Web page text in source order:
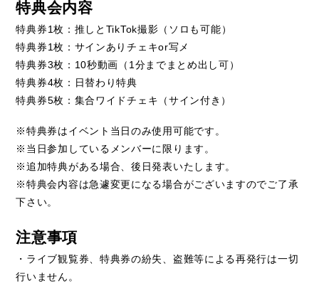
特典会内容
特典券 1枚：推しと TikTok撮影（ソロも可能）
特典券 1枚：サインありチェキor写メ
特典券3枚： 10秒動画（ 1分までまとめ出し可）
特典券4枚：日替わり特典
特典券5枚：集合ワイドチェキ（サイン付き）
※特典券はイベント当日のみ使用可能です。
※当日参加しているメンバーに限ります。
※追加特典がある場合、後日発表いたし ます。
※特典会内容は急遽変更になる場合がございますのでご了承
下さい。
注意事項
・ライブ観覧券、特典券の紛失、盗難等による再発行は一切
行いません。